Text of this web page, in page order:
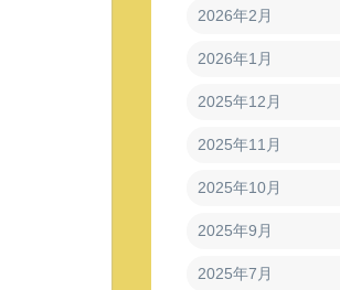
2026年2月
2026年1月
2025年12月
2025年11月
2025年10月
2025年9月
2025年7月